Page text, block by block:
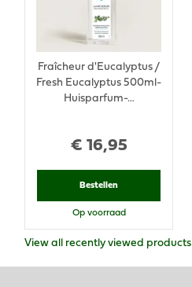
€ 16,95
Fraîcheur d'Eucalyptus /
Fresh Eucalyptus 500ml-
Huisparfum-…
Bestellen
Op voorraad
View all recently viewed products